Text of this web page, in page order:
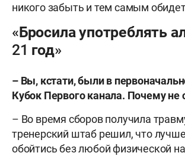
никого забыть и тем самым
«Бросила употреблять
21 год»
– Вы, кстати, были в
Кубок Первого канала. Почему не
– Во время сборов получила
тренерский штаб решил, что
обойтись без любой физической